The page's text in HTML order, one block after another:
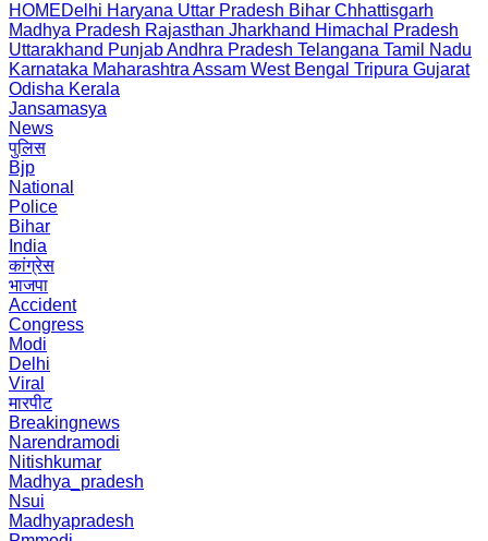
HOMEDelhi Haryana Uttar Pradesh Bihar Chhattisgarh
Madhya Pradesh Rajasthan Jharkhand Himachal Pradesh
Uttarakhand PunjabAndhra Pradesh Telangana Tamil Nadu
Karnataka Maharashtra Assam West Bengal Tripura Gujarat
Odisha Kerala
Jansamasya
News
पुलिस
Bjp
National
Police
Bihar
India
कांग्रेस
भाजपा
Accident
Congress
Modi
Delhi
Viral
मारपीट
Breakingnews
Narendramodi
Nitishkumar
Madhya_pradesh
Nsui
Madhyapradesh